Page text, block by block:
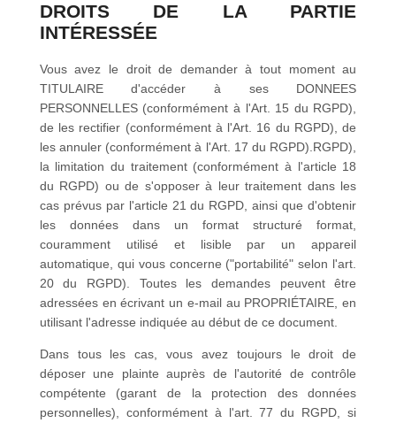
DROITS DE LA PARTIE
INTÉRESSÉE
Vous avez le droit de demander à tout moment au
TITULAIRE d'accéder à ses DONNEES
PERSONNELLES (conformément à l'Art. 15 du RGPD),
de les rectifier (conformément à l'Art. 16 du RGPD), de
les annuler (conformément à l'Art. 17 du RGPD).RGPD),
la limitation du traitement (conformément à l'article 18
du RGPD) ou de s'opposer à leur traitement dans les
cas prévus par l'article 21 du RGPD, ainsi que d'obtenir
les données dans un format structuré format,
couramment utilisé et lisible par un appareil
automatique, qui vous concerne ("portabilité" selon l'art.
20 du RGPD). Toutes les demandes peuvent être
adressées en écrivant un e-mail au PROPRIÉTAIRE, en
utilisant l'adresse indiquée au début de ce document.
Dans tous les cas, vous avez toujours le droit de
déposer une plainte auprès de l'autorité de contrôle
compétente (garant de la protection des données
personnelles), conformément à l'art. 77 du RGPD, si